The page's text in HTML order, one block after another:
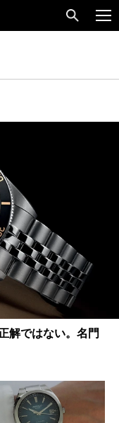
解ではない。名門